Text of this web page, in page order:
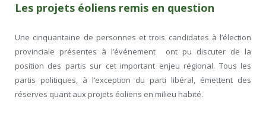
Les projets éoliens remis en question
Une cinquantaine de personnes et trois candidates à l’élection
provinciale présentes à l’événement ont pu discuter de la
position des partis sur cet important enjeu régional. Tous les
partis politiques, à l’exception du parti libéral, émettent des
réserves quant aux projets éoliens en milieu habité.